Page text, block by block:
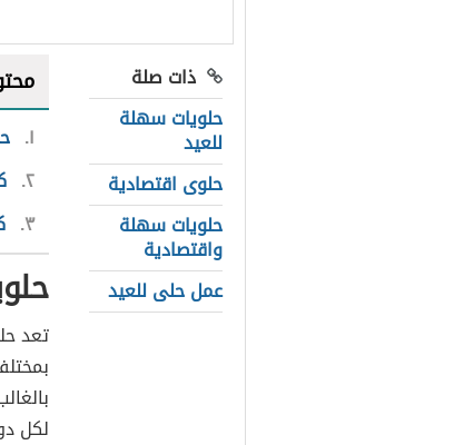
ذات صلة
حلويات سهلة
للعيد
حلوى اقتصادية
حلويات سهلة
واقتصادية
عمل حلى للعيد
١
٢
٣
تعد
لكل